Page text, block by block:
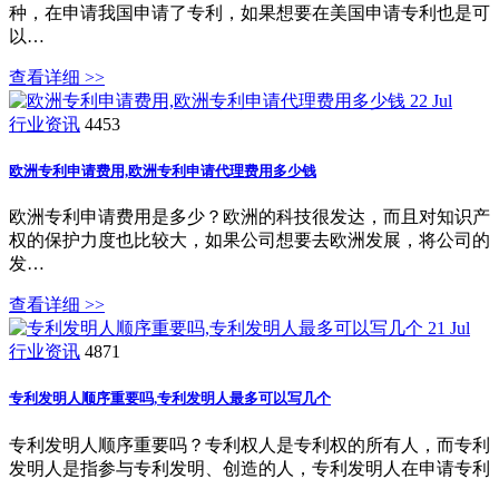
种，在申请我国申请了专利，如果想要在美国申请专利也是可
以…
查看详细 >>
22 Jul
行业资讯 4453
欧洲专利申请费用,欧洲专利申请代理费用多少钱
欧洲专利申请费用是多少？欧洲的科技很发达，而且对知识产
权的保护力度也比较大，如果公司想要去欧洲发展，将公司的
发…
查看详细 >>
21 Jul
行业资讯 4871
专利发明人顺序重要吗,专利发明人最多可以写几个
专利发明人顺序重要吗？专利权人是专利权的所有人，而专利
发明人是指参与专利发明、创造的人，专利发明人在申请专利